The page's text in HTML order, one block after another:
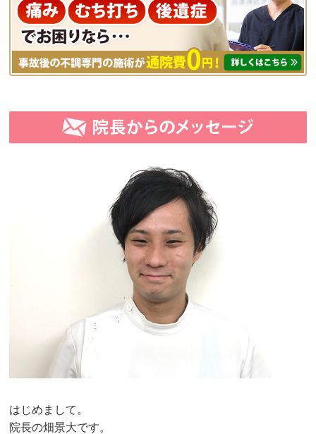
はじめまして。
院長の畑景大です。